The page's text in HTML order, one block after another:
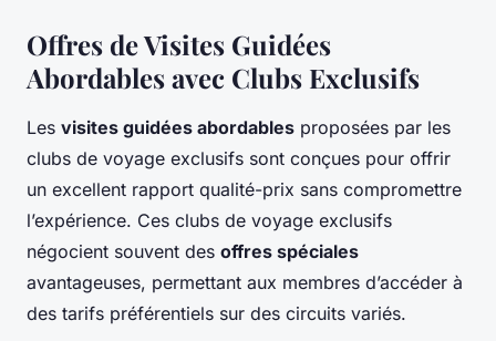
Offres de Visites Guidées
Abordables avec Clubs Exclusifs
Les visites guidées abordables proposées par les
clubs de voyage exclusifs sont conçues pour offrir
un excellent rapport qualité-prix sans compromettre
l’expérience. Ces clubs de voyage exclusifs
négocient souvent des offres spéciales
avantageuses, permettant aux membres d’accéder à
des tarifs préférentiels sur des circuits variés.